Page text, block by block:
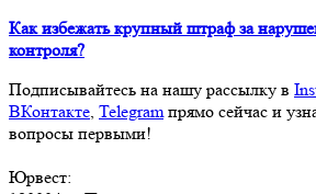
Как избежать крупный штраф за
контроля?
Подписывайтесь на нашу рассылку в
ВКонтакте, Telegramпрямо сейчас и
вопросы первыми!
Юрвест: